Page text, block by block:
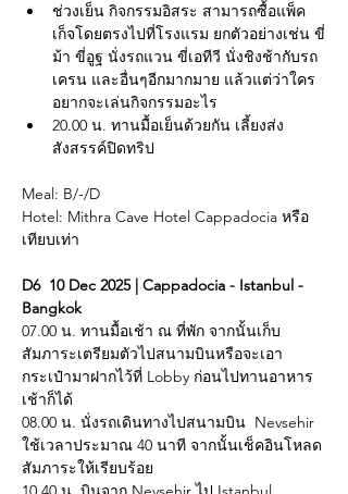
ช่วงเย็น กิจกรรมอิสระ สามารถซื้อแพ็ค
เก็จโดยตรงไปที่โรงแรม ยกตัวอย่างเช่น ขี่
ม้า ขี่อูฐ นั่งรถแวน ขี่เอทีวี นั่งชิงช้ากับรถ
เครน และอื่นๆอีกมากมาย แล้วแต่ว่าใคร
อยากจะเล่นกิจกรรมอะไร
20.00 น. ทานมื้อเย็นด้วยกัน เลี้ยงส่ง
สังสรรค์ปิดทริป
Meal: B/-/D
Hotel: Mithra Cave Hotel Cappadocia หรือ
เทียบเท่า
D6  10 Dec 2025 | Cappadocia - Istanbul -
Bangkok
07.00 น. ทานมื้อเช้า ณ ที่พัก จากนั้นเก็บ
สัมภาระเตรียมตัวไปสนามบินหรือจะเอา
กระเป๋ามาฝากไว้ที่ Lobby ก่อนไปทานอาหาร
เช้าก็ได้
08.00 น. นั่งรถเดินทางไปสนามบิน  Nevsehir
ใช้เวลาประมาณ 40 นาที จากนั้นเช็คอินโหลด
สัมภาระให้เรียบร้อย